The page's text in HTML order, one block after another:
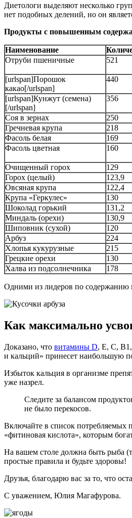
Диетологи выделяют несколько
нет подобных делений, но он
Продукты с повышенным
Наименование
Отруби пшеничные
521
[urlspan]Порошок
какао[/urlspan]
440
[urlspan]Кунжут (семена)
[/urlspan]
356
Соя в зернах 250
Гречневая крупа
218
Фасоль белая
169
Фасоль цветная
160
Очищенный горох 129
Горох (целый)
123,9
Овсяная крупа
122,4
Крупа «Геркулес»
130
Шоколад горький
131,2
Миндаль (орехи)
130,9
Шиповник (сухой)
120
Арбуз
224
Хлопья кукурузные
215
Грецкие орехи
130
Халва из подсолнечника
178
Одними из лидеров по содержанию
Как максимально
Доказано, что витамины D, E, C,
и кальций» принесет наибольшую
Избыток кальция в организме
уже назрел.
Следите за балансом
не было перекосов.
Включайте в список потребляемых
«фитиновая кислота», которым
На вашем столе должна быть рыба
простые правила и будьте здоровы!
Друзья, благодарю вас за то, что
С уважением, Юлия Магафурова.